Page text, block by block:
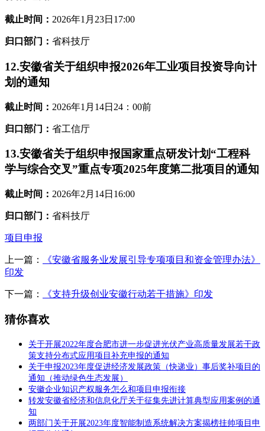
截止时间： 2026年1月23日17:00
归口部门： 省科技厅
12.安徽省关于组织申报2026年工业项目投资导向计
划的通知
截止时间： 2026年1月14日24：00前
归口部门： 省工信厅
13.安徽省关于组织申报国家重点研发计划“工程科
学与综合交叉”重点专项2025年度第二批项目的通知
截止时间： 2026年2月14日16:00
归口部门： 省科技厅
项目申报
上一篇：
《安徽省服务业发展引导专项项目和资金管理办法》
印发
下一篇： 《支持升级创业安徽行动若干措施》印发
猜你喜欢
关于开展2022年度合肥市进一步促进光伏产业高质量发展若干政
策支持分布式应用项目补充申报的通知
关于申报2023年度促进经济发展政策（快递业）事后奖补项目的
通知（推动绿色生态发展）
安徽企业知识产权服务怎么和项目申报衔接
转发安徽省经济和信息化厅关于征集先进计算典型应用案例的通
知
两部门关于开展2023年度智能制造系统解决方案揭榜挂帅项目申